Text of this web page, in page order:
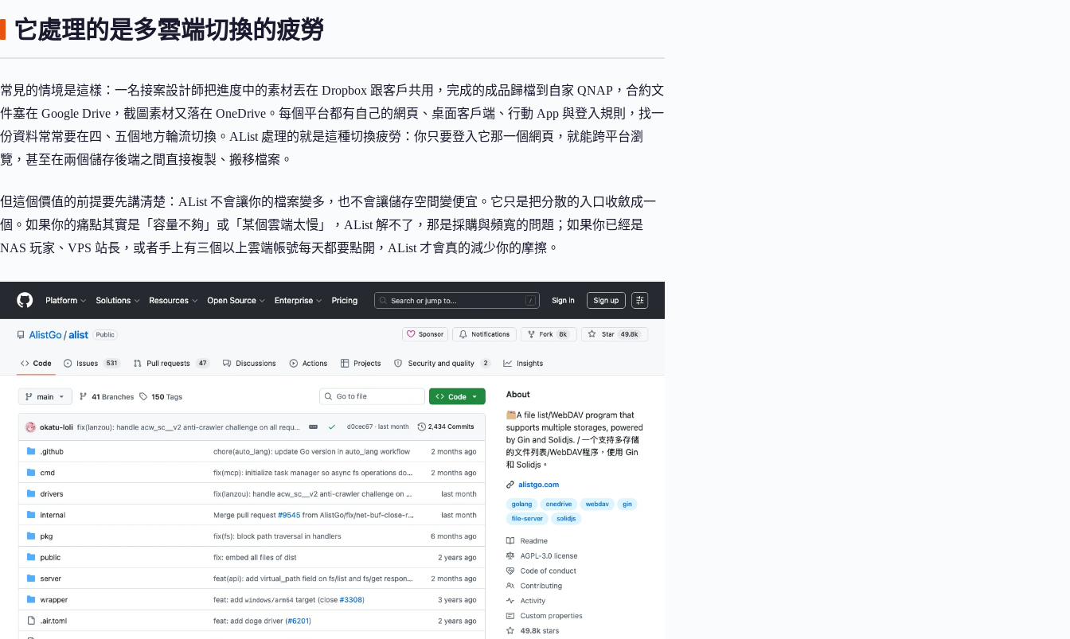
它處理的是多雲端切換的疲勞
常見的情境是這樣：一名接案設計師把進度中的素材丟在 Dropbox 跟客戶共用，完成的成品歸檔到自家 QNAP，合約文
件塞在 Google Drive，截圖素材又落在 OneDrive。每個平台都有自己的網頁、桌面客戶端、行動 App 與登入規則，找一
份資料常常要在四、五個地方輪流切換。AList 處理的就是這種切換疲勞：你只要登入它那一個網頁，就能跨平台瀏
覽，甚至在兩個儲存後端之間直接複製、搬移檔案。
但這個價值的前提要先講清楚：AList 不會讓你的檔案變多，也不會讓儲存空間變便宜。它只是把分散的入口收斂成一
個。如果你的痛點其實是「容量不夠」或「某個雲端太慢」，AList 解不了，那是採購與頻寬的問題；如果你已經是
NAS 玩家、VPS 站長，或者手上有三個以上雲端帳號每天都要點開，AList 才會真的減少你的摩擦。